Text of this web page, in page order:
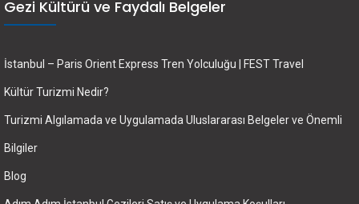
Gezi Kültürü ve Faydalı Belgeler
İstanbul – Paris Orient Express Tren Yolculuğu | FEST Travel
Kültür Turizmi Nedir?
Turizmi Algılamada ve Uygulamada Uluslararası Belgeler ve Önemli
Bilgiler
Blog